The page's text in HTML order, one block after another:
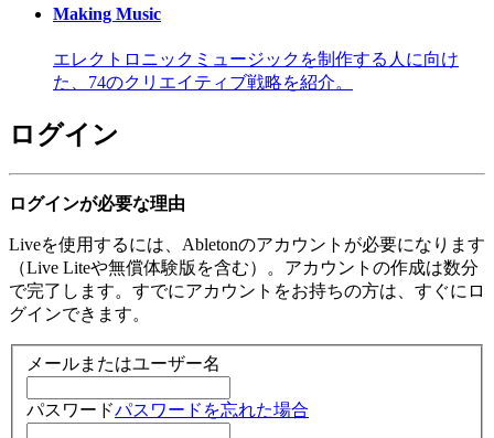
Making Music
エレクトロニックミュージックを制作する人に向け
た、74のクリエイティブ戦略を紹介。
ログイン
ログインが必要な理由
Liveを使用するには、Abletonのアカウントが必要になります
（Live Liteや無償体験版を含む）。アカウントの作成は数分
で完了します。すでにアカウントをお持ちの方は、すぐにロ
グインできます。
メールまたはユーザー名
パスワードパスワードを忘れた場合